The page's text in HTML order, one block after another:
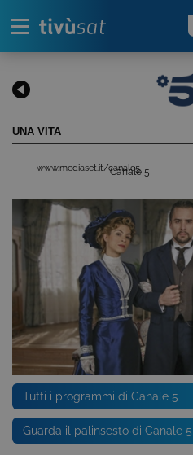
UNA VITA
Canale 5
www.mediaset.it/canale5
Tutti i programmi di Canale 5
Guarda il palinsesto di Canale 5